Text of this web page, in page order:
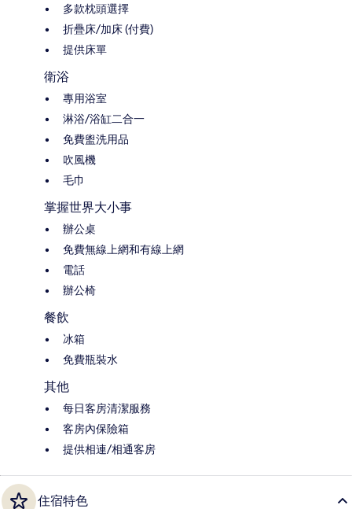
多款枕頭選擇
折疊床/加床 (付費)
提供床單
衛浴
專用浴室
淋浴/浴缸二合一
免費盥洗用品
吹風機
毛巾
掌握世界大小事
辦公桌
免費無線上網和有線上網
電話
辦公椅
餐飲
冰箱
免費瓶裝水
其他
每日客房清潔服務
客房內保險箱
提供相連/相通客房
住宿特色